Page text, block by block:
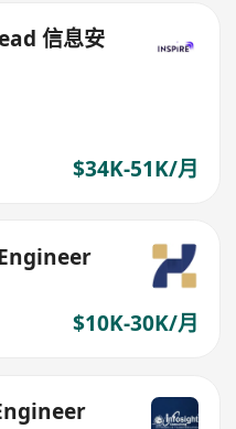
信息安
$34K-51K/月
$10K-30K/月